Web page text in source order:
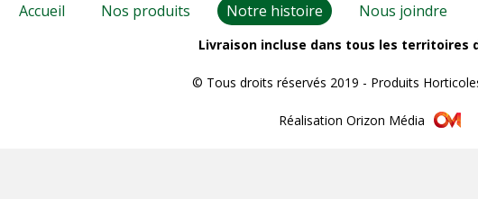
Accueil Nos produits Notre histoire Nous joindre
Livraison incluse dans tous les territoires
© Tous droits réservés 2019 - Produits
Réalisation Orizon Média